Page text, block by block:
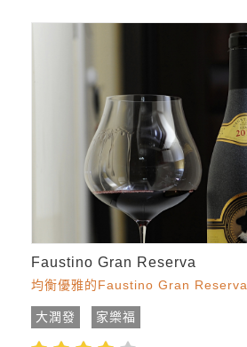
Faustino Gran Reserva
均衡優雅的Faustino Gran Reserva
大潤發 家樂福